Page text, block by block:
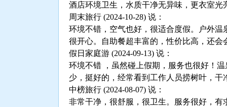
酒店环境卫生，水质干净无异味，更衣室光
周末旅行 (2024-10-28) 说：
环境不错，空气也好，很适合度假。户外温
很开心。自助餐超丰富的，性价比高，还会
假日家庭游 (2024-09-13) 说：
环境不错 ，虽然碰上假期，服务也很好！
少，挺好的，经常看到工作人员捞树叶，干
中榜旅行 (2024-08-07) 说：
非常干净，很舒服，很卫生。服务很好，有